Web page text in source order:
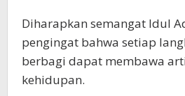
Diharapkan semangat Idul
pengingat bahwa setiap
berbagi dapat membawa
kehidupan.